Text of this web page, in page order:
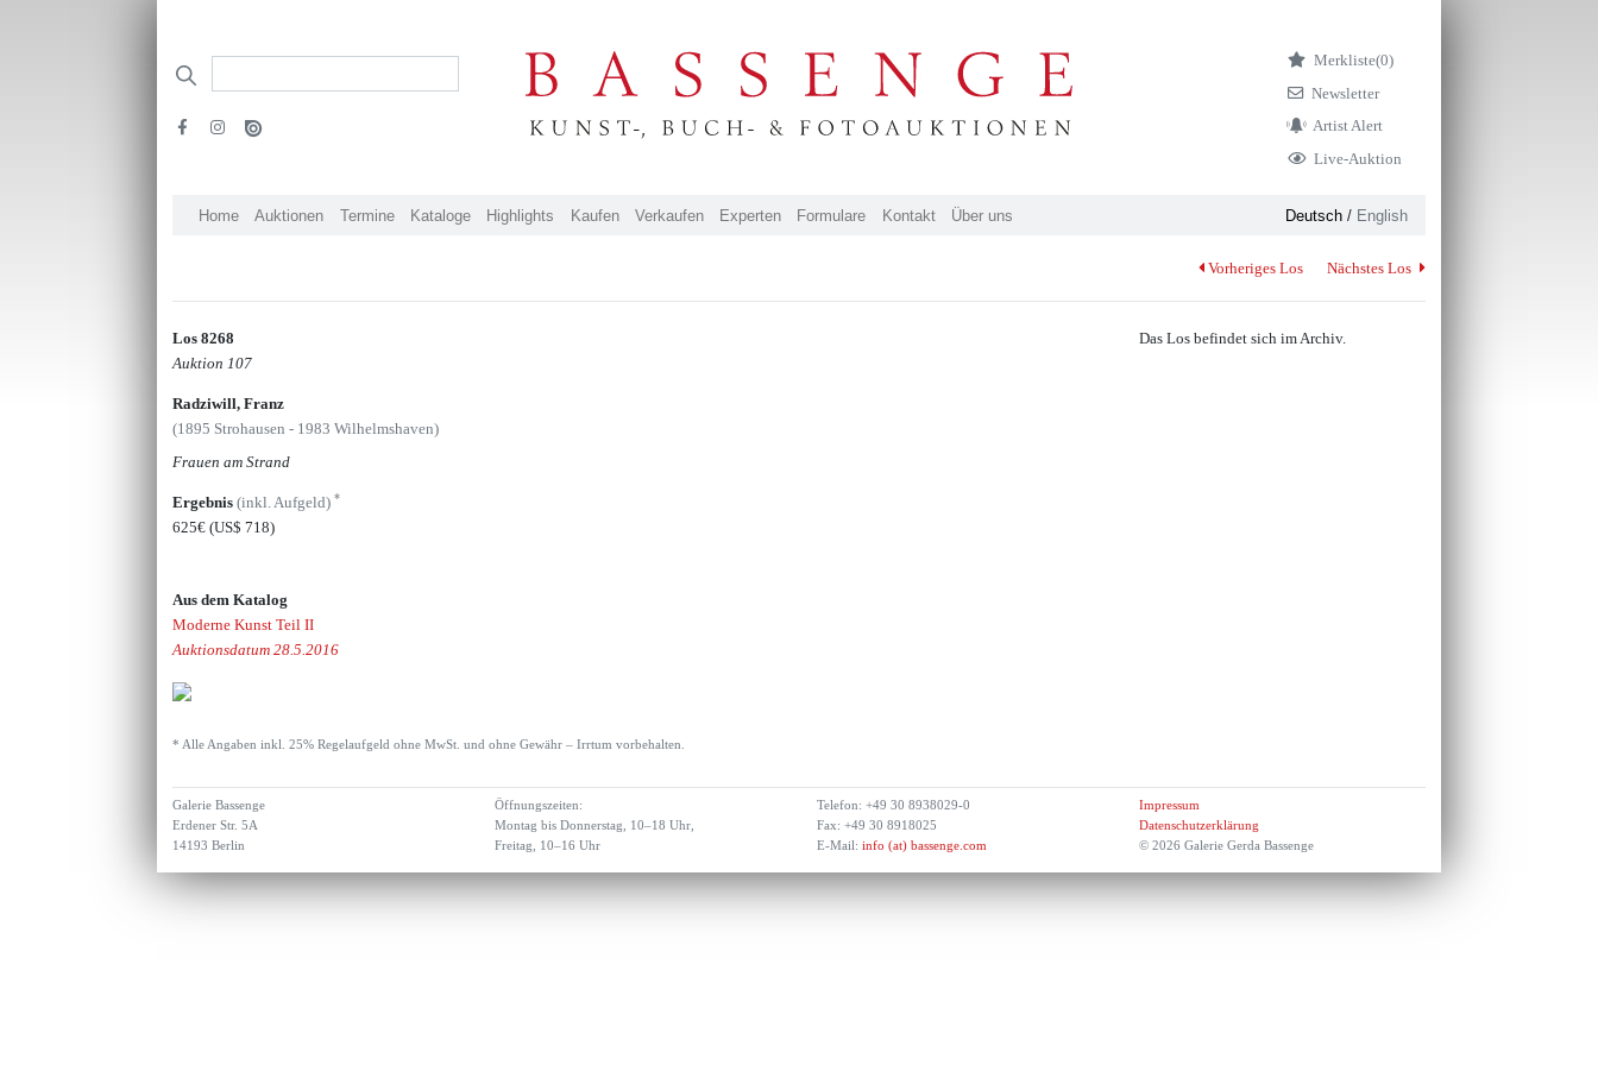
Merkliste(0)
Newsletter
Artist Alert
Live-Auktion
Home Auktionen Termine Kataloge Highlights Kaufen Verkaufen Experten Formulare Kontakt Über uns Deutsch/ English
Vorheriges Los Nächstes Los
Los 8268
Auktion 107
Radziwill, Franz
(1895 Strohausen - 1983 Wilhelmshaven)
Frauen am Strand
Ergebnis(inkl. Aufgeld)*
625€(US$ 718)
Aus dem Katalog
Moderne Kunst Teil II
Auktionsdatum 28.5.2016
Das Los befindet sich im Archiv.
* Alle Angaben inkl. 25% Regelaufgeld ohne MwSt. und ohne Gewähr – Irrtum vorbehalten.
Galerie Bassenge
Erdener Str. 5A
14193 Berlin
Öffnungszeiten:
Montag bis Donnerstag, 10–18 Uhr,
Freitag, 10–16 Uhr
Telefon: +49 30 8938029-0
Fax: +49 30 8918025
E-Mail: info (at) bassenge.com
Impressum
Datenschutzerklärung
© 2026 Galerie Gerda Bassenge